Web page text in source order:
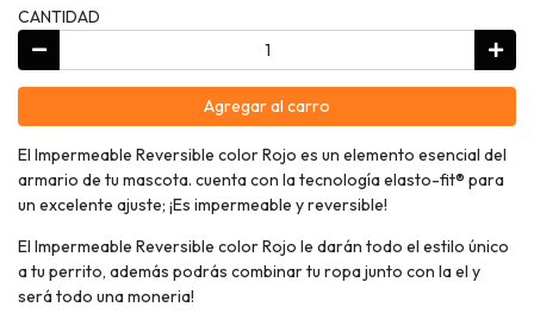
CANTIDAD
Agregar al carro
El Impermeable Reversible color Rojo es un elemento esencial del
armario de tu mascota. cuenta con la tecnología elasto-fit® para
un excelente ajuste; ¡Es impermeable y reversible!
El Impermeable Reversible color Rojo le darán todo el estilo único
a tu perrito, además podrás combinar tu ropa junto con la el y
será todo una moneria!